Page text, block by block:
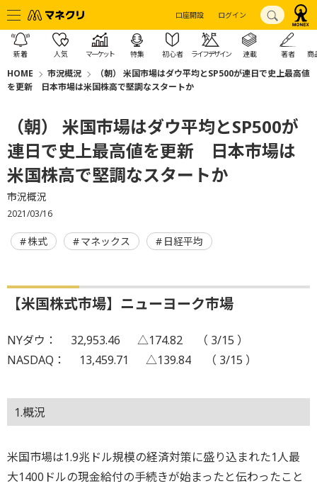
口座開設 ログイン
新着 人気 マーケット 特集 初心者 ライフデザイン 連載 著者 商
HOME 市況概況
（朝） 米国市場はダウ平均とSP500が連日で史上最高値
を更新 日本市場は米国株高で堅調なスタートか
（朝） 米国市場はダウ平均とSP500が
連日で史上最高値を更新 日本市場は
米国株高で堅調なスタートか
市況概況
2021/03/16
株式 マネックス 日経平均
【米国株式市場】ニューヨーク市場
NYダウ： 32,953.46 △174.82 （ 3/15 ）
NASDAQ： 13,459.71 △139.84 （ 3/15 ）
1.概況
米国市場は1.9兆ドル規模の経済対策に盛り込まれた1人最
大1400ドルの現金給付の手続きが始まったと伝わったこと